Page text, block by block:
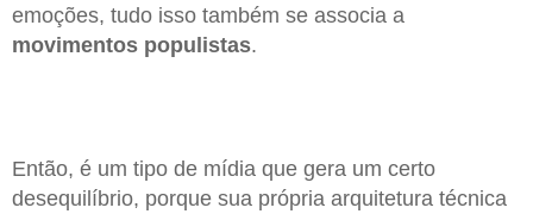
emoções, tudo isso também se associa a
movimentos populistas.
Então, é um tipo de mídia que gera um certo
desequilíbrio, porque sua própria arquitetura técnica